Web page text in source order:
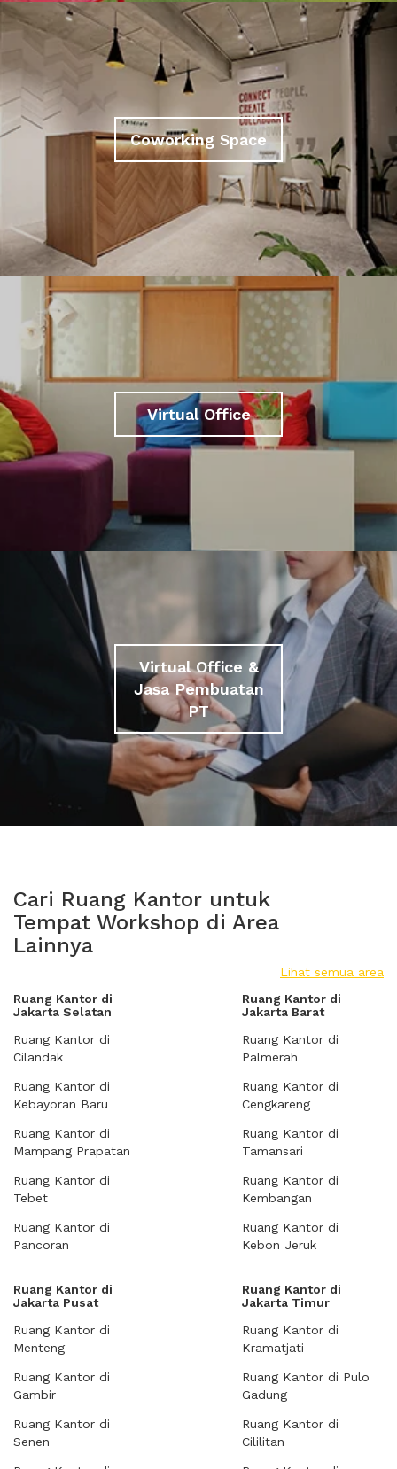
Coworking Space
Virtual Office
Virtual Office &
Jasa Pembuatan
PT
Cari Ruang Kantor untuk
Tempat Workshop di Area
Lainnya
Lihat semua area
Ruang Kantor di
Jakarta Selatan
Ruang Kantor di
Cilandak
Ruang Kantor di
Kebayoran Baru
Ruang Kantor di
Mampang Prapatan
Ruang Kantor di
Tebet
Ruang Kantor di
Pancoran
Ruang Kantor di
Jakarta Barat
Ruang Kantor di
Palmerah
Ruang Kantor di
Cengkareng
Ruang Kantor di
Tamansari
Ruang Kantor di
Kembangan
Ruang Kantor di
Kebon Jeruk
Ruang Kantor di
Jakarta Pusat
Ruang Kantor di
Menteng
Ruang Kantor di
Gambir
Ruang Kantor di
Senen
Ruang Kantor di
Jakarta Timur
Ruang Kantor di
Kramatjati
Ruang Kantor di Pulo
Gadung
Ruang Kantor di
Cililitan